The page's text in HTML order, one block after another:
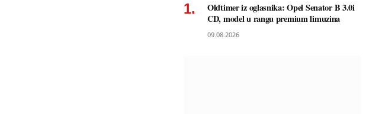
Oldtimer iz oglasnika: Opel Senator B 3.0i
CD, model u rangu premium limuzina
09.08.2026